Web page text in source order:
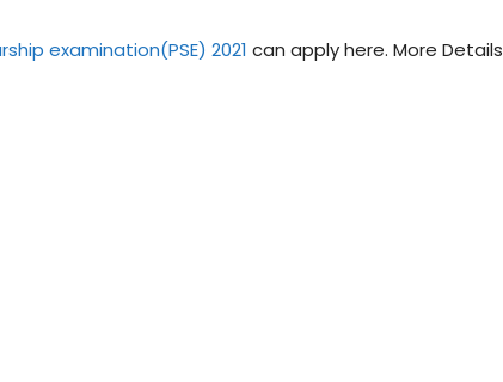
examination(PSE) 2021 can apply here. More Details